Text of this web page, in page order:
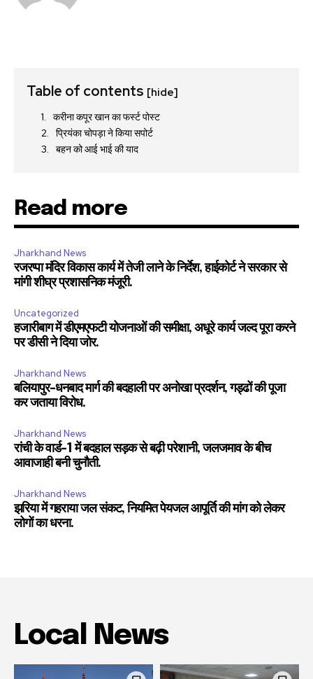
Table of contents [hide]
करीना कपूर खान का फर्स्ट पोस्ट
प्रियंका चोपड़ा ने किया सपोर्ट
बहन को आई भाई की याद
Read more
Jharkhand News
रजरप्पा मंदिर विकास कार्य में तेजी लाने के निर्देश, हाईकोर्ट ने सरकार से
मांगी शीघ्र प्रशासनिक मंजूरी.
Uncategorized
हजारीबाग में डीएमएफटी योजनाओं की समीक्षा, अधूरे कार्य जल्द पूरा करने
पर डीसी ने दिया जोर.
Jharkhand News
बलियापुर-धनबाद मार्ग की बदहाली पर अनोखा प्रदर्शन, गड्ढों की पूजा
कर जताया विरोध.
Jharkhand News
रांची के वार्ड-1 में बदहाल सड़क से बढ़ी परेशानी, जलजमाव के बीच
आवाजाही बनी चुनौती.
Jharkhand News
झरिया में गहराया जल संकट, नियमित पेयजल आपूर्ति की मांग को लेकर
लोगों का धरना.
Local News